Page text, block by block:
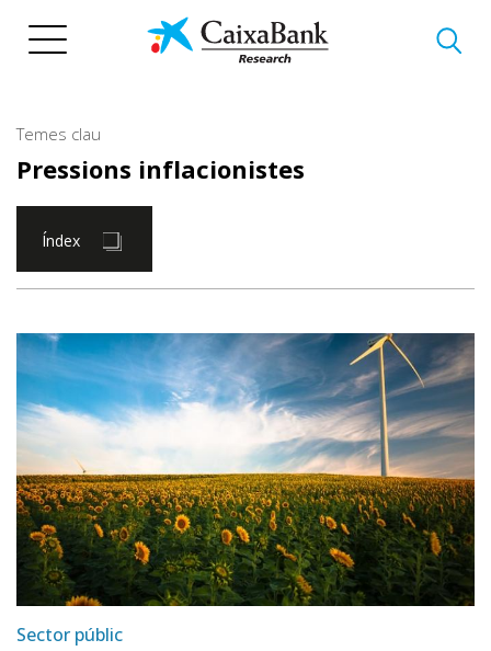
Temes clau
Pressions inflacionistes
Índex
Sector públic